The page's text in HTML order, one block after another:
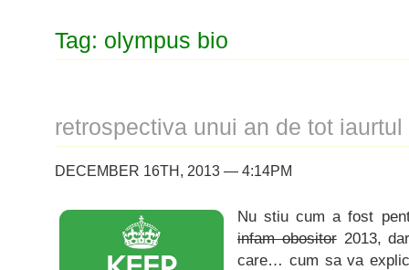
Tag: olympus bio
retrospectiva unui an de tot iaurtul
DECEMBER 16TH, 2013 — 4:14PM
Nu stiu cum a fost
infam obositor2013,
care… cum sa va